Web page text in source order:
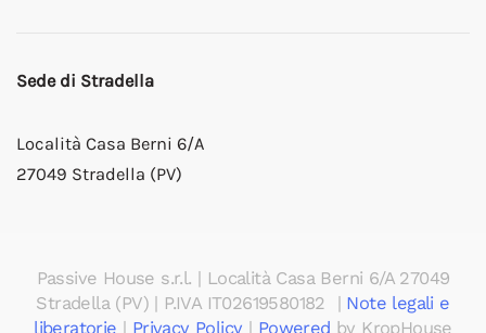
Sede di Stradella
Località Casa Berni 6/A
27049 Stradella (PV)
Passive House s.r.l. | Località Casa Berni 6/A 27049
Stradella (PV) | P.IVA IT02619580182 | Note legali e
liberatorie | Privacy Policy | Powered by KropHouse